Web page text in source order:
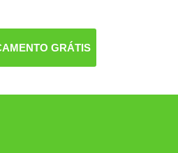
GRÁTIS